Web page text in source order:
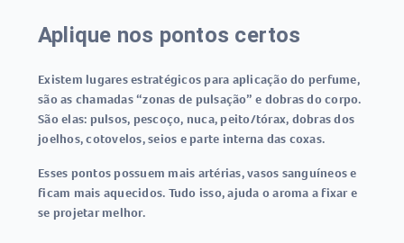
Aplique nos pontos certos
Existem lugares estratégicos para aplicação do perfume,
são as chamadas “zonas de pulsação” e dobras do corpo.
São elas: pulsos, pescoço, nuca, peito/tórax, dobras dos
joelhos, cotovelos, seios e parte interna das coxas.
Esses pontos possuem mais artérias, vasos sanguíneos e
ficam mais aquecidos. Tudo isso, ajuda o aroma a fixar e
se projetar melhor.